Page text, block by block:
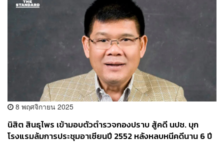
8 พฤศจิกายน 2025
นิสิต สินธุไพร เข้ามอบตัวตำรวจกองปราบ สู้คดี นปช. บุก
โรงแรมล้มการประชุมอาเซียนปี 2552 หลังหลบหนีคดีนาน 6 ปี